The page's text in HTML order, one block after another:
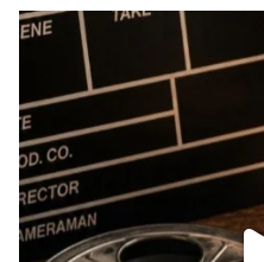
Recupera l'entrevista
tican News 👇
www.vaticannews.va/
07/carmina-historia-
espana-testimoni...
Foto
View on Facebook · Share